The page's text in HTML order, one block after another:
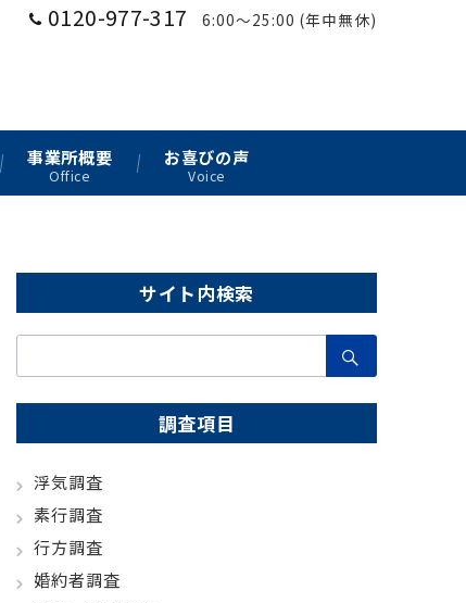
0120-977-317 6:00〜25:00 (年中無休)
事業所概要
Office
お喜びの声
Voice
サイト内検索
索：
調査項目
浮気調査
素行調査
行方調査
婚約者調査